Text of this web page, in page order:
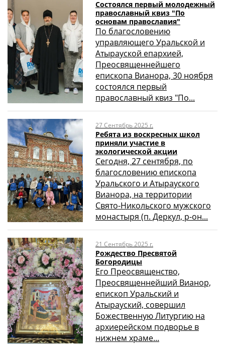
Состоялся первый молодежный
православный квиз "По
основам православия"
По благословению
управляющего Уральской и
Атырауской епархией,
Преосвященнейшего
епископа Вианора, 30 ноября
состоялся первый
православный квиз "По...
27 Сентябрь 2025 г.
Ребята из воскресных школ
приняли участие в
экологической акции
Сегодня, 27 сентября, по
благословению епископа
Уральского и Атырауского
Вианора, на территории
Свято-Никольского мужского
монастыря (п. Деркул, р-он...
21 Сентябрь 2025 г.
Рождество Пресвятой
Богородицы
Его Преосвященство,
Преосвященнейший Вианор,
епископ Уральский и
Атырауский, совершил
Божественную Литургию на
архиерейском подворье в
нижнем храме...